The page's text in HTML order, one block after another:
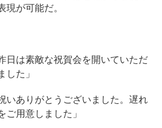
現が可能だ。
日は素敵な祝賀会を開いていただ
した」
いありがとうございました。遅れ
ご用意しました」